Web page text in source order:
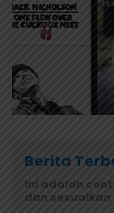
Berita
Ini adalah
dan